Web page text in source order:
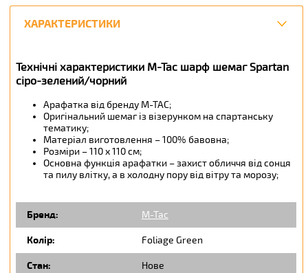
ХАРАКТЕРИСТИКИ
Технічні характеристики M-Tac шарф шемаг Spartan
сіро-зелений/чорний
Арафатка від бренду М-ТАС;
Оригінальний шемаг із візерунком на спартанську
тематику;
Матеріал виготовлення – 100% бавовна;
Розміри – 110 х 110 см;
Основна функція арафатки – захист обличчя від сонця
та пилу влітку, а в холодну пору від вітру та морозу;
Бренд: M-Tac
Колір: Foliage Green
Стан: Нове